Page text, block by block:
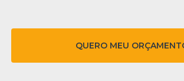
QUERO MEU